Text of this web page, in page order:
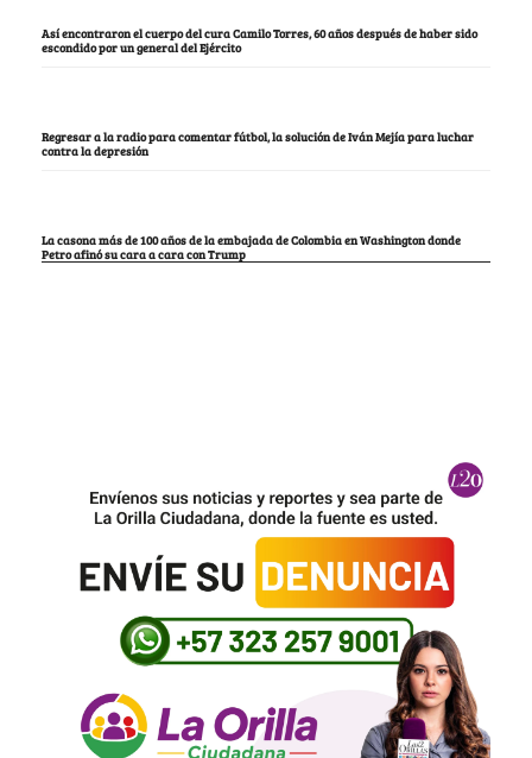
Así encontraron el cuerpo del cura Camilo Torres, 60 años después de haber sido
escondido por un general del Ejército
Regresar a la radio para comentar fútbol, la solución de Iván Mejía para luchar
contra la depresión
La casona más de 100 años de la embajada de Colombia en Washington donde
Petro afinó su cara a cara con Trump